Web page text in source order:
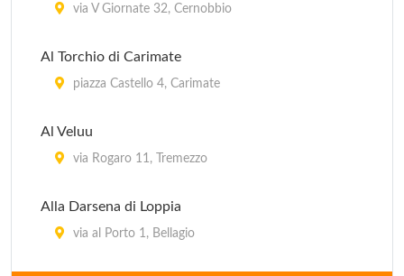
via V Giornate 32, Cernobbio
Al Torchio di Carimate
piazza Castello 4, Carimate
Al Veluu
via Rogaro 11, Tremezzo
Alla Darsena di Loppia
via al Porto 1, Bellagio